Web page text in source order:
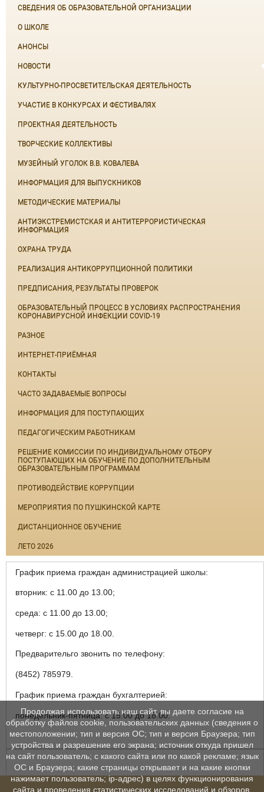
СВЕДЕНИЯ ОБ ОБРАЗОВАТЕЛЬНОЙ ОРГАНИЗАЦИИ
О ШКОЛЕ
АНОНСЫ
НОВОСТИ
КУЛЬТУРНО-ПРОСВЕТИТЕЛЬСКАЯ ДЕЯТЕЛЬНОСТЬ
УЧАСТИЕ В КОНКУРСАХ И ФЕСТИВАЛЯХ
ПРОЕКТНАЯ ДЕЯТЕЛЬНОСТЬ
ТВОРЧЕСКИЕ КОЛЛЕКТИВЫ
МУЗЕЙНЫЙ УГОЛОК В.В. КОВАЛЕВА
ИНФОРМАЦИЯ ДЛЯ ВЫПУСКНИКОВ
МЕТОДИЧЕСКИЕ МАТЕРИАЛЫ
АНТИЭКСТРЕМИСТСКАЯ И АНТИТЕРРОРИСТИЧЕСКАЯ
ИНФОРМАЦИЯ
ОХРАНА ТРУДА
РЕАЛИЗАЦИЯ АНТИКОРРУПЦИОННОЙ ПОЛИТИКИ
ПРЕДПИСАНИЯ, РЕЗУЛЬТАТЫ ПРОВЕРОК
ОБРАЗОВАТЕЛЬНЫЙ ПРОЦЕСС В УСЛОВИЯХ РАСПРОСТРАНЕНИЯ
КОРОНАВИРУСНОЙ ИНФЕКЦИИ COVID-19
РАЗНОЕ
ИНТЕРНЕТ-ПРИЁМНАЯ
КОНТАКТЫ
ЧАСТО ЗАДАВАЕМЫЕ ВОПРОСЫ
ИНФОРМАЦИЯ ДЛЯ ПОСТУПАЮЩИХ
ПЕДАГОГИЧЕСКИМ РАБОТНИКАМ
РЕШЕНИЕ КОМИССИИ ПО ИНДИВИДУАЛЬНОМУ ОТБОРУ
ПОСТУПАЮЩИХ НА ОБУЧЕНИЕ ПО ДОПОЛНИТЕЛЬНЫМ
ОБРАЗОВАТЕЛЬНЫМ ПРОГРАММАМ
ПРОТИВОДЕЙСТВИЕ КОРРУПЦИИ
МЕРОПРИЯТИЯ ПО ПУШКИНСКОЙ КАРТЕ
ДИСТАНЦИОННОЕ ОБУЧЕНИЕ
ЛЕТО 2026
График приема граждан администрацией школы:
вторник: с 11.00 до 13.00;
среда: с 11.00 до 13.00;
четверг: с 15.00 до 18.00.
Предварительго звонить по телефону:
(8452) 785979.
График приема граждан бухгалтерией:
понедельник-пятница: с 15.00 до 18.00.
Продолжая использовать наш сайт, вы даете согласие на
обработку файлов cookie, пользовательских данных (сведения о
местоположении; тип и версия ОС; тип и версия Браузера; тип
устройства и разрешение его экрана; источник откуда пришел
на сайт пользователь; с какого сайта или по какой рекламе; язык
ОС и Браузера; какие страницы открывает и на какие кнопки
нажимает пользователь; ip-адрес) в целях функционирования
сайта и проведения статистических исследований и обзоров.